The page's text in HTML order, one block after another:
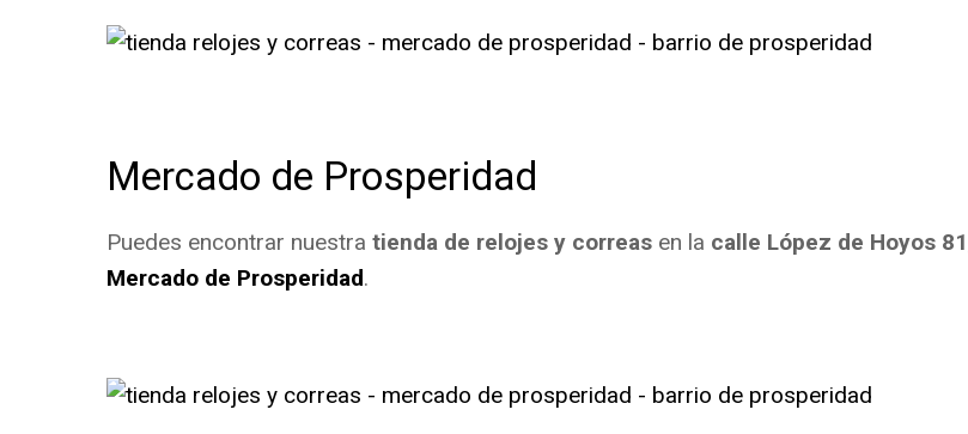
Mercado de Prosperidad
Puedes encontrar nuestra tienda de relojes y correasen la calle López de Hoyos 81
Mercado de Prosperidad.